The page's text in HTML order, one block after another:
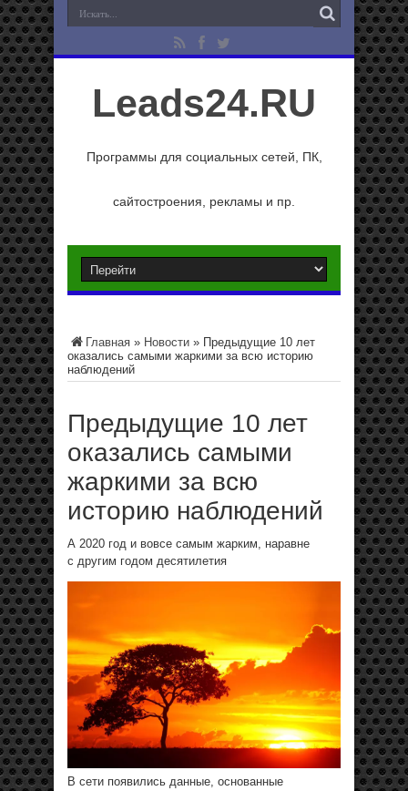
Leads24.RU
Программы для социальных сетей, ПК,
сайтостроения, рекламы и пр.
Главная » Новости » Предыдущие 10 лет
оказались самыми жаркими за всю историю
наблюдений
Предыдущие 10 лет
оказались самыми
жаркими за всю
историю наблюдений
А 2020 год и вовсе самым жарким, наравне
с другим годом десятилетия
В сети появились данные, основанные